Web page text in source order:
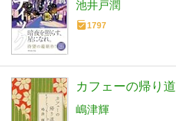
池井戸潤
1797
カフェーの帰り道
嶋津輝